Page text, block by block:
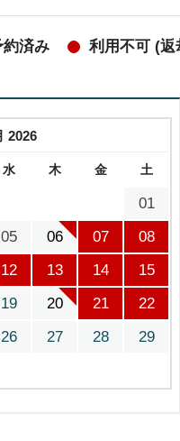
済み
利用不可 (返
2026
水 木 金 土
01
05 06 07
08
12 13 14
15
19 20 21
22
26 27 28
29